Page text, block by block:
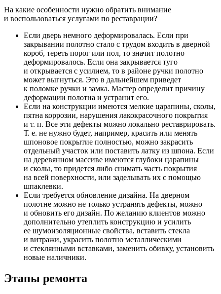
На какие особенности нужно обратить внимание
и воспользоваться услугами по реставрации?
Если дверь немного деформировалась. Если при
закрывании полотно стало с трудом входить в дверной
короб, тереть порог или пол, то значит полотно
деформировалось. Если она закрывается туго
и открывается с усилием, то в районе ручки полотно
может выгнуться. Это в дальнейшем приведет
к поломке ручки и замка. Мастер определит причину
деформации полотна и устранит его.
Если на конструкции имеются мелкие царапины, сколы,
пятна коррозии, нарушения лакокрасочного покрытия
и т. п. Все эти дефекты можно локально реставрировать.
Т. е. не нужно будет, например, красить или менять
шпоновое покрытие полностью, можно закрасить
отдельный участок или поставить латку из шпона. Если
на деревянном массиве имеются глубоки царапины
и сколы, то придется либо снимать часть покрытия
на всей поверхности, или заделывать их с помощью
шпаклевки.
Если требуется обновление дизайна. На дверном
полотне можно не только устранять дефекты, можно
и обновить его дизайн. По желанию клиентов можно
дополнительно утеплить конструкцию и усилить
ее шумоизоляционные свойства, вставить стекла
и витражи, украсить полотно металлическими
и стеклянными вставками, заменить обивку, установить
новые наличники.
Этапы ремонта